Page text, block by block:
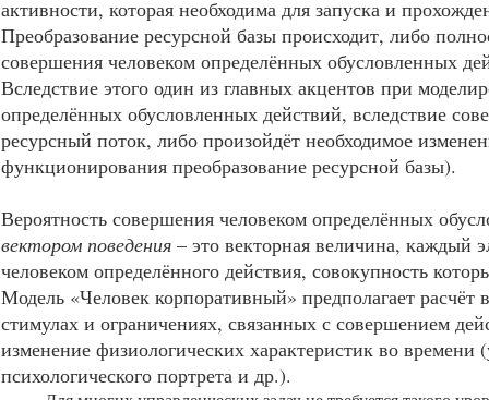
активности, которая необходима для запуска и
Преобразование ресурсной базы происходит, либо
совершения человеком определённых обусловленных
Вследствие этого один из главных акцентов при
определённых обусловленных действий, вследствие
ресурсный поток, либо произойдёт необходимое
функционирования преобразование ресурсной базы).
Вероятность совершения человеком определённых
вектором поведения – это векторная величина, каждый
человеком определённого действия, совокупность
Модель «Человек корпоративный» предполагает
стимулах и ограничениях, связанных с совершением
изменение физиологических характеристик во времени
психологического портрета и др.).